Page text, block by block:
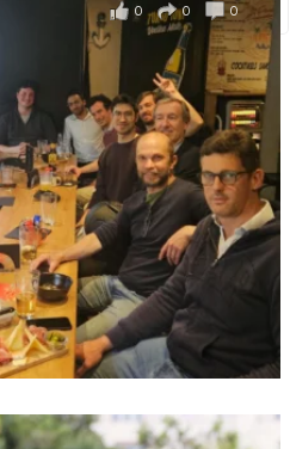
Suivre sur Instagram
0 0 0
?
Mot de passe